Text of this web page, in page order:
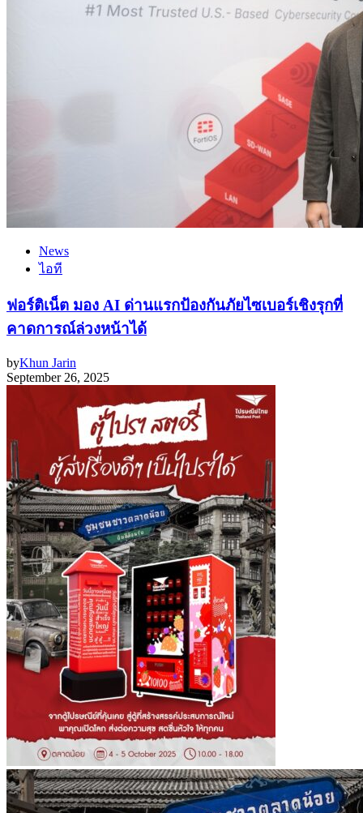
News
ไอที
ฟอร์ติเน็ต มอง AI ด่านแรกป้องกันภัยไซเบอร์เชิงรุกที่
คาดการณ์ล่วงหน้าได้
byKhun Jarin
September 26, 2025